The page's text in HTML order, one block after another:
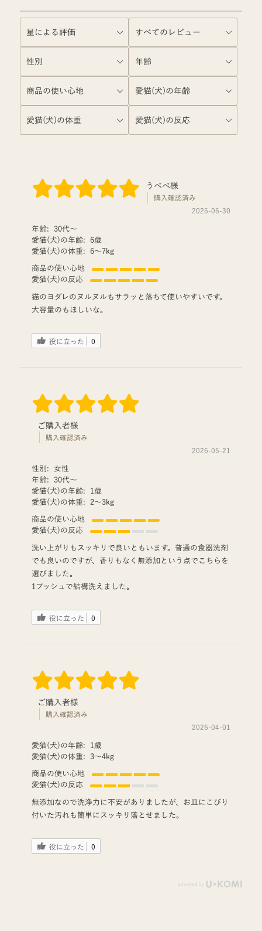
うべべ様
購入確認済み
2026-06-30
年齢:
30代〜
愛猫(犬)の年齢:
6歳
愛猫(犬)の体重:
6〜7kg
商品の使い心地
愛猫(犬)の反応
猫のヨダレのヌルヌルもサラッと落ちて使いやすいです。
大容量のもほしいな。
役に立った 0
ご購入者様
購入確認済み
2026-05-21
性別:
女性
年齢:
30代〜
愛猫(犬)の年齢:
1歳
愛猫(犬)の体重:
2〜3kg
商品の使い心地
愛猫(犬)の反応
洗い上がりもスッキリで良いともいます。普通の食器洗剤
でも良いのですが、香りもなく無添加という点でこちらを
選びました。
1プッシュで結構洗えました。
役に立った 0
ご購入者様
購入確認済み
2026-04-01
愛猫(犬)の年齢:
1歳
愛猫(犬)の体重:
3〜4kg
商品の使い心地
愛猫(犬)の反応
無添加なので洗浄力に不安がありましたが、お皿にこびり
付いた汚れも簡単にスッキリ落とせました。
役に立った 0